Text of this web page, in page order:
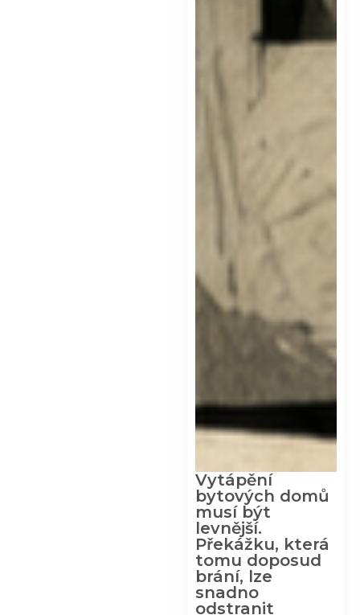
Vytápění
bytových domů
musí být
levnější.
Překážku, která
tomu doposud
brání, lze
snadno
odstranit